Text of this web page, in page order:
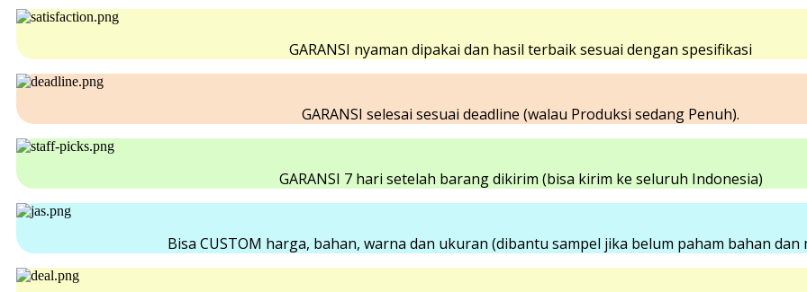
GARANSI nyaman dipakai dan hasil terbaik sesuai dengan spesifikasi
GARANSI selesai sesuai deadline (walau Produksi sedang Penuh).
GARANSI 7 hari setelah barang dikirim (bisa kirim ke seluruh Indonesia)
Bisa CUSTOM harga, bahan, warna dan ukuran (dibantu sampel jika belum paham bahan dan